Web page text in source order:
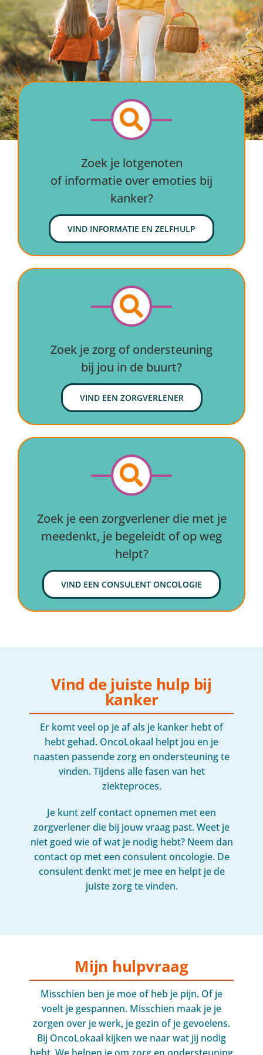
Zoek je lotgenoten
of informatie over emoties bij
kanker?
VIND INFORMATIE EN ZELFHULP
Zoek je zorg of ondersteuning
bij jou in de buurt?
VIND EEN ZORGVERLENER
Zoek je een zorgverlener die met je
meedenkt, je begeleidt of op weg
helpt?
VIND EEN CONSULENT ONCOLOGIE
Vind de juiste hulp bij
kanker
Er komt veel op je af als je kanker hebt of
hebt gehad. OncoLokaal helpt jou en je
naasten passende zorg en ondersteuning te
vinden. Tijdens alle fasen van het
ziekteproces.
Je kunt zelf contact opnemen met een
zorgverlener die bij jouw vraag past. Weet je
niet goed wie of wat je nodig hebt? Neem dan
contact op met een consulent oncologie. De
consulent denkt met je mee en helpt je de
juiste zorg te vinden.
Mijn hulpvraag
Misschien ben je moe of heb je pijn. Of je
voelt je gespannen. Misschien maak je je
zorgen over je werk, je gezin of je gevoelens.
Bij OncoLokaal kijken we naar wat jij nodig